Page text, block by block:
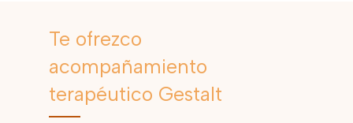
Te ofrezco
acompañamiento
terapéutico Gestalt